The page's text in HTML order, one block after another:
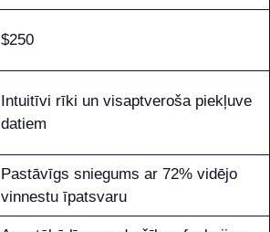
$250
Intuitīvi rīki un visaptveroša piekļuve
datiem
Pastāvīgs sniegums ar 72% vidējo
vinnestu īpatsvaru